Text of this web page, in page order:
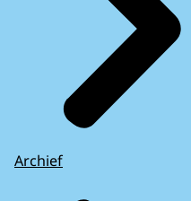
Archief